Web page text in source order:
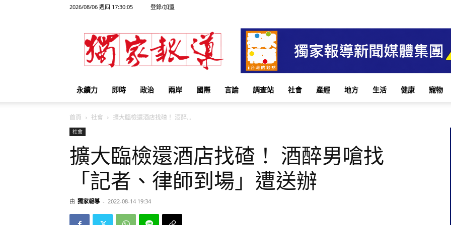
2026/08/06 週四 17:30:05 登錄/加盟
獨
家
報
永續力 即時 政治 兩岸 國際 言論 調查站 社會 產經 地方 生活 健康 寵物
首頁 社會 擴大臨檢還酒店找碴！ 酒醉...
社會
擴大臨檢還酒店找碴！ 酒醉男嗆找
「記者、律師到場」遭送辦
由 獨家報導 - 2022-08-14 19:34